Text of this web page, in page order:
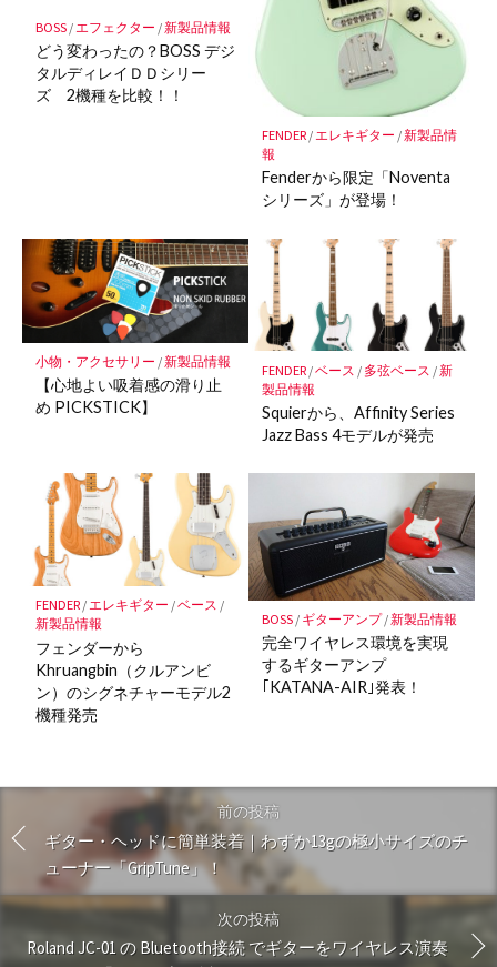
BOSS/ エフェクター /新製品情報
どう変わったの？BOSS デジ
タルディレイＤＤシリー
ズ 2機種を比較！！
FENDER/エレキギター /新製品情
報
Fenderから限定「Noventa
シリーズ」が登場！
小物・アクセサリー /新製品情報
【心地よい吸着感の滑り止
め PICKSTICK】
FENDER/ベース / 多弦ベース /新
製品情報
Squierから、Affinity Series
Jazz Bass 4モデルが発売
FENDER/エレキギター /ベース /
新製品情報
フェンダーから
Khruangbin（クルアンビ
ン）のシグネチャーモデル2
機種発売
BOSS/ ギターアンプ/新製品情報
完全ワイヤレス環境を実現
するギターアンプ
｢KATANA-AIR｣発表！
前の投稿
ギター・ヘッドに簡単装着｜わずか13gの極小サイズのチ
ューナー「GripTune」！
次の投稿
Roland JC-01 の Bluetooth接続 でギターをワイヤレス演奏